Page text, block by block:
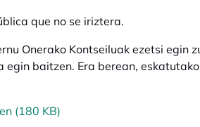
que no se iriztera.
Onerako Kontseiluak ezetsi egin
baitzen. Era berean,
(180 KB)